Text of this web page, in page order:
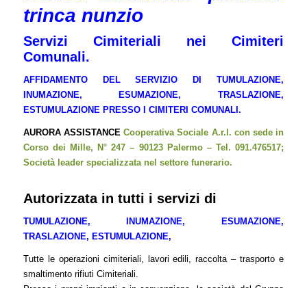
trinca nunzio
Servizi Cimiteriali nei Cimiteri
Comunali.
AFFIDAMENTO DEL SERVIZIO DI TUMULAZIONE,
INUMAZIONE, ESUMAZIONE, TRASLAZIONE,
ESTUMULAZIONE PRESSO I CIMITERI COMUNALI.
AURORA ASSISTANCE Cooperativa Sociale A.r.l. con sede in
Corso dei Mille, N° 247 – 90123 Palermo – Tel. 091.476517;
Società leader specializzata nel settore funerario.
Autorizzata in tutti i servizi di
TUMULAZIONE, INUMAZIONE, ESUMAZIONE,
TRASLAZIONE, ESTUMULAZIONE,
Tutte le operazioni cimiteriali, lavori edili, raccolta – trasporto e
smaltimento rifiuti Cimiteriali.